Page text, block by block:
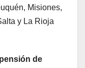
Misiones,
y La Rioja
de